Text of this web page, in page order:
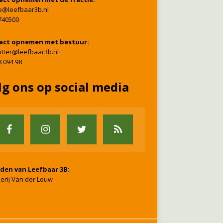
opnemen met bestuur:
094 98
ons op social media
van Leefbaar 3B:
Van der Louw